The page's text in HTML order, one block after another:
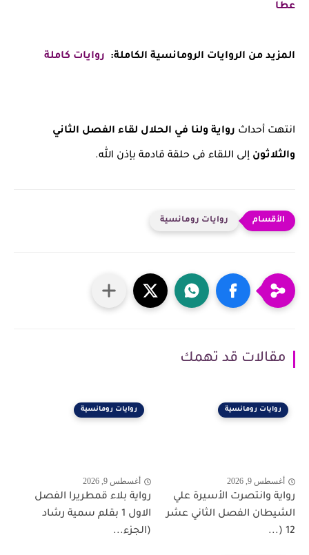
عطا
المزيد من الروايات الرومانسية الكاملة: روايات كاملة
انتهت أحداث رواية ولنا في الحلال لقاء الفصل الثاني
والثلاثون إلى اللقاء فى حلقة قادمة بإذن الله.
روايات رومانسية
مقالات قد تهمك
روايات رومانسية
أغسطس 9, 2026
رواية وانتصرت الأسيرة علي
الشيطان الفصل الثاني عشر
12 (...
روايات رومانسية
أغسطس 9, 2026
رواية بلاء قمطريرا الفصل
الاول 1 بقلم سمية رشاد
(الجزء...